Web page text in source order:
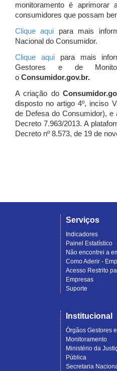
monitoramento é
consumidores que possam
Clique aqui para mais
Nacional do Consumidor.
Clique aquipara mais
Gestores e de
o Consumidor.gov.br.
A criação do
disposto no artigo 4º, inciso
de Defesa do Consumidor),
Decreto 7.963/2013. A
Decreto nº 8.573, de 19 de
Serviços
Indicadores
Painel Estatístico
Não encontrei a
Como Aderir -
Acesso Restrito
Empresas
Suporte
Institucional
Órgãos Gestores
Monitoramento
Ministério da
Pública
Secretaria